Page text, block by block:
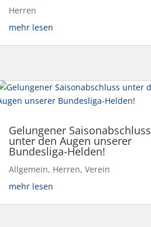
Herren
mehr lesen
Gelungener Saisonabschluss
unter den Augen unserer
Bundesliga-Helden!
Allgemein, Herren, Verein
mehr lesen